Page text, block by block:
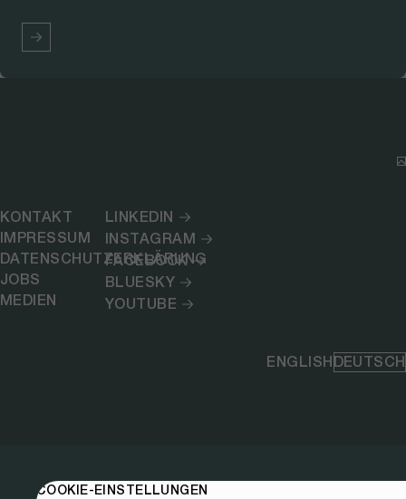
KONTAKT
IMPRESSUM
DATENSCHUTZERKLÄRUNG
JOBS
MEDIEN
LINKEDIN
INSTAGRAM
FACEBOOK
BLUESKY
YOUTUBE
ENGLISHDEUTSCH
COOKIE-EINSTELLUNGEN